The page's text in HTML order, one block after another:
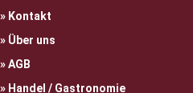
Kontakt
Über uns
AGB
Handel / Gastronomie